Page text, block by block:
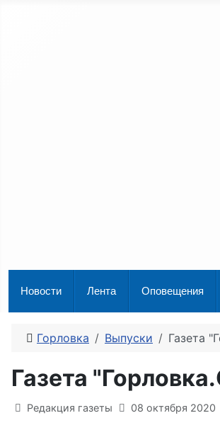
Новости Лента Оповещения
Горловка Выпуски Газета
Газета
Информация о материале
Редакция газеты 08 октября 2020